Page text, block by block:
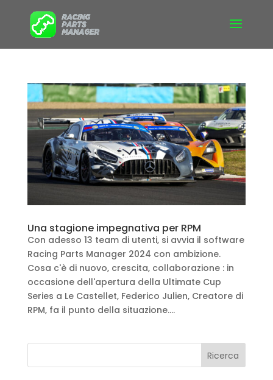
Una stagione impegnativa per RPM
Con adesso 13 team di utenti, si avvia il software
Racing Parts Manager 2024 con ambizione.
Cosa c'è di nuovo, crescita, collaborazione : in
occasione dell'apertura della Ultimate Cup
Series a Le Castellet, Federico Julien, Creatore di
RPM, fa il punto della situazione....